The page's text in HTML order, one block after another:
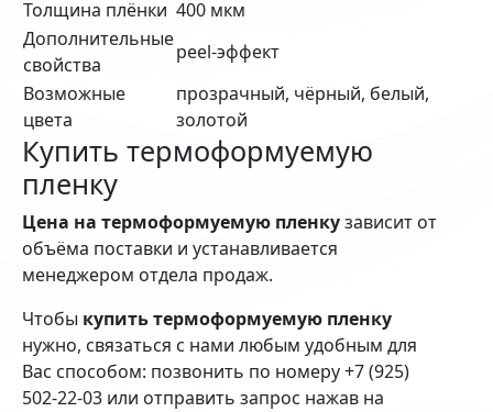
Толщина плёнки 400 мкм
Дополнительные
свойства
peel-эффект
Возможные
цвета
прозрачный, чёрный, белый,
золотой
Купить термоформуемую
пленку
Цена на термоформуемую пленкузависит от
объёма поставки и устанавливается
менеджером отдела продаж.
Чтобы купить термоформуемую пленку
нужно, связаться с нами любым удобным для
Вас способом: позвонить по номеру +7 (925)
502-22-03 или отправить запрос нажав на